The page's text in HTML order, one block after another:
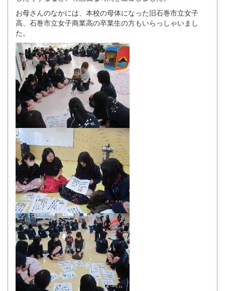
お母さんのなかには、本校の母体になった旧石巻市立女子
高、石巻市立女子商業高の卒業生の方もいらっしゃいまし
た。